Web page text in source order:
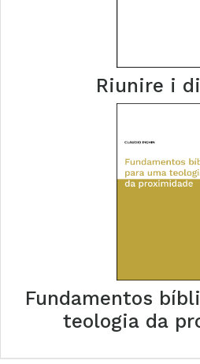
Riunire i
Fundamentos
teologia da